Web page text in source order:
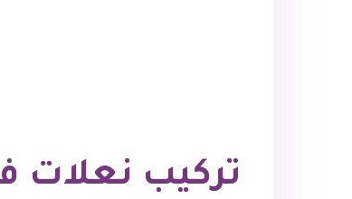
تركيب نعلات